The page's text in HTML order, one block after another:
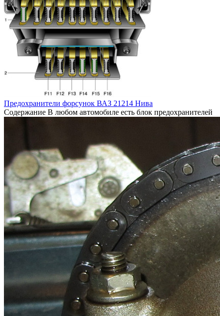
Предохранители форсунок ВАЗ 21214 Нива
Содержание В любом автомобиле есть блок предохранителей